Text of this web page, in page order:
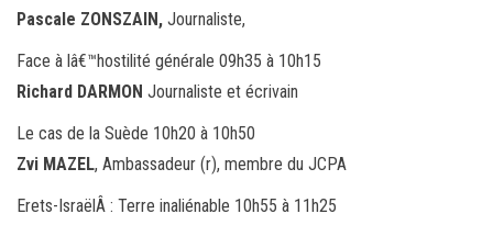
Pascale ZONSZAIN, Journaliste,
Face à lâ€™hostilité générale 09h35 à 10h15
Richard DARMON Journaliste et écrivain
Le cas de la Suède 10h20 à 10h50
Zvi MAZEL, Ambassadeur (r), membre du JCPA
Erets-IsraëlÂ : Terre inaliénable 10h55 à 11h25